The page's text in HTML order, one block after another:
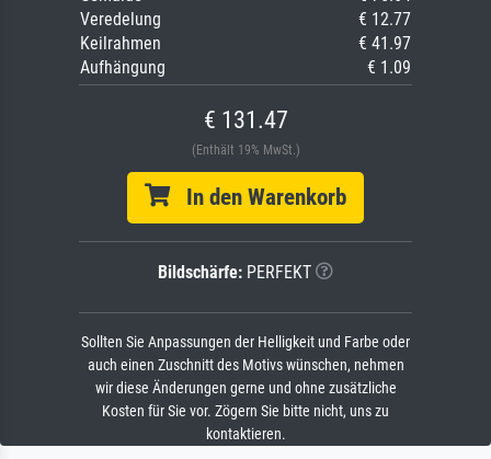
Veredelung
€ 12.77
Keilrahmen
€ 41.97
Aufhängung
€ 1.09
€ 131.47
(Enthält 19% MwSt.)
In den Warenkorb
Bildschärfe: PERFEKT
Sollten Sie Anpassungen der Helligkeit und Farbe oder
auch einen Zuschnitt des Motivs wünschen, nehmen
wir diese Änderungen gerne und ohne zusätzliche
Kosten für Sie vor. Zögern Sie bitte nicht, uns zu
kontaktieren.